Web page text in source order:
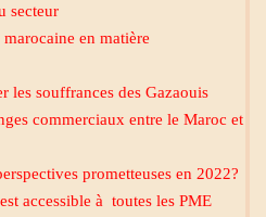
secteur
en matière
les souffrances des Gazaouis
commerciaux entre le Maroc et
prometteuses en 2022?
accessible à toutes les PME